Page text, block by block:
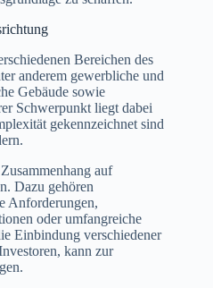
Bereichen des
anderem gewerbliche und
Gebäude sowie
Schwerpunkt liegt dabei
gekennzeichnet sind
auf
Dazu gehören
Anforderungen,
oder umfangreiche
Einbindung verschiedener
kann zur